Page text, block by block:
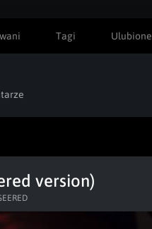
Tagi Ulubione
version)